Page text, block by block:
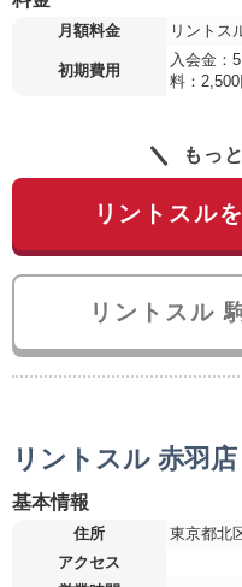
月額料金 リントス
初期費用
入会金：
料：2,500
もっ
リントスル
リントスル
リントスル 赤羽店
基本情報
住所
東京都北
アクセス